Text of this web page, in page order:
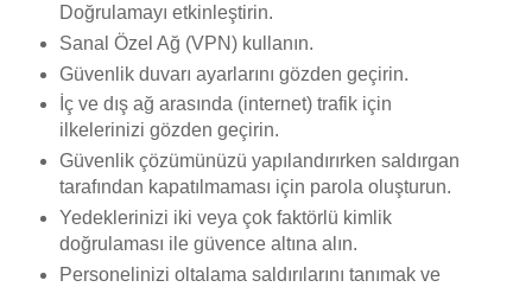
Doğrulamayı etkinleştirin.
Sanal Özel Ağ (VPN) kullanın.
Güvenlik duvarı ayarlarını gözden geçirin.
İç ve dış ağ arasında (internet) trafik için
ilkelerinizi gözden geçirin.
Güvenlik çözümünüzü yapılandırırken saldırgan
tarafından kapatılmaması için parola oluşturun.
Yedeklerinizi iki veya çok faktörlü kimlik
doğrulaması ile güvence altına alın.
Personelinizi oltalama saldırılarını tanımak ve